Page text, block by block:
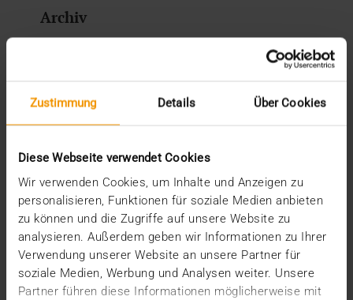
Zustimmung Details Über Cookies
Diese Webseite verwendet Cookies
Wir verwenden Cookies, um Inhalte und Anzeigen zu
personalisieren, Funktionen für soziale Medien anbieten
zu können und die Zugriffe auf unsere Website zu
analysieren. Außerdem geben wir Informationen zu Ihrer
Verwendung unserer Website an unsere Partner für
soziale Medien, Werbung und Analysen weiter. Unsere
Partner führen diese Informationen möglicherweise mit
Archiv
Mai (3)
April (1)
Februar (2)
Januar (5)
2025
Dezember (5)
November (3)
Oktober (2)
September (3)
August (3)